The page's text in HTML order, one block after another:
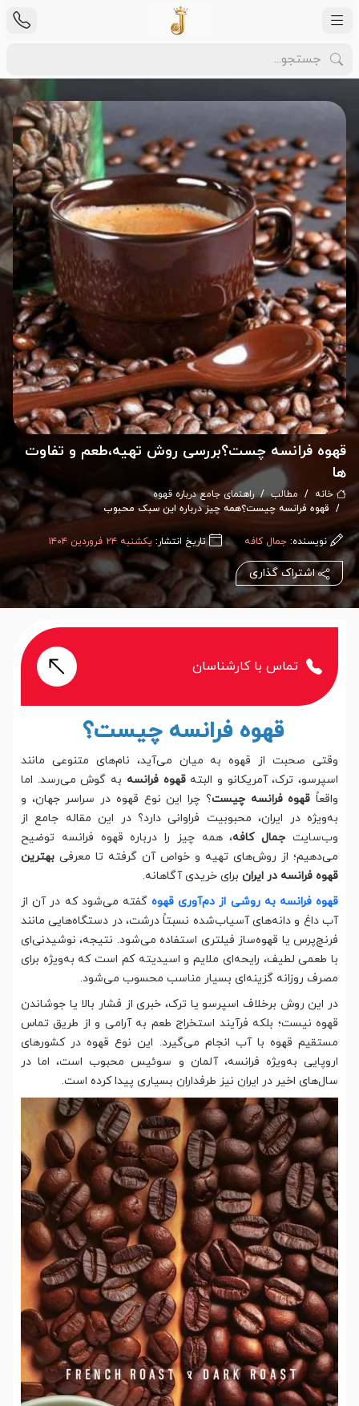
قهوه فرانسه چست؟بررسی روش تهیه،طعم و تفاوت
ها
خانه مطالب
راهنمای جامع درباره قهوه
قهوه فرانسه چیست؟همه چیز درباره این سبک محبوب
نویسنده: جمال کافه تاریخ انتشار: یکشنبه ۲۴ فروردین ۱۴۰۴
اشتراک گذاری
تماس با کارشناسان
قهوه فرانسه چیست؟
وقتی صحبت از قهوه به میان می‌آید، نام‌های متنوعی مانند
اسپرسو، ترک، آمریکانو و البتهقهوه فرانسه به گوش می‌رسد. اما
واقعاً قهوه فرانسه چیست؟ چرا این نوع قهوه در سراسر جهان، و
به‌ویژه در ایران، محبوبیت فراوانی دارد؟ در این مقاله جامع از
وب‌سایت جمال کافه، همه چیز را درباره قهوه فرانسه توضیح
می‌دهیم؛ از روش‌های تهیه و خواص آن گرفته تا معرفی بهترین
قهوه فرانسه در ایران برای خریدی آگاهانه.
قهوه فرانسه به روشی از دم‌آوری قهوه گفته می‌شود که در آن از
آب داغ و دانه‌های آسیاب‌شده نسبتاً درشت، در دستگاه‌هایی مانند
فرنچ‌پرس یا قهوه‌ساز فیلتری استفاده می‌شود. نتیجه، نوشیدنی‌ای
با طعمی لطیف، رایحه‌ای ملایم و اسیدیته کم است که به‌ویژه برای
مصرف روزانه گزینه‌ای بسیار مناسب محسوب می‌شود.
در این روش برخلاف اسپرسو یا ترک، خبری از فشار بالا یا جوشاندن
قهوه نیست؛ بلکه فرآیند استخراج طعم به آرامی و از طریق تماس
مستقیم قهوه با آب انجام می‌گیرد. این نوع قهوه در کشورهای
اروپایی به‌ویژه فرانسه، آلمان و سوئیس محبوب است، اما در
سال‌های اخیر در ایران نیز طرفداران بسیاری پیدا کرده است.